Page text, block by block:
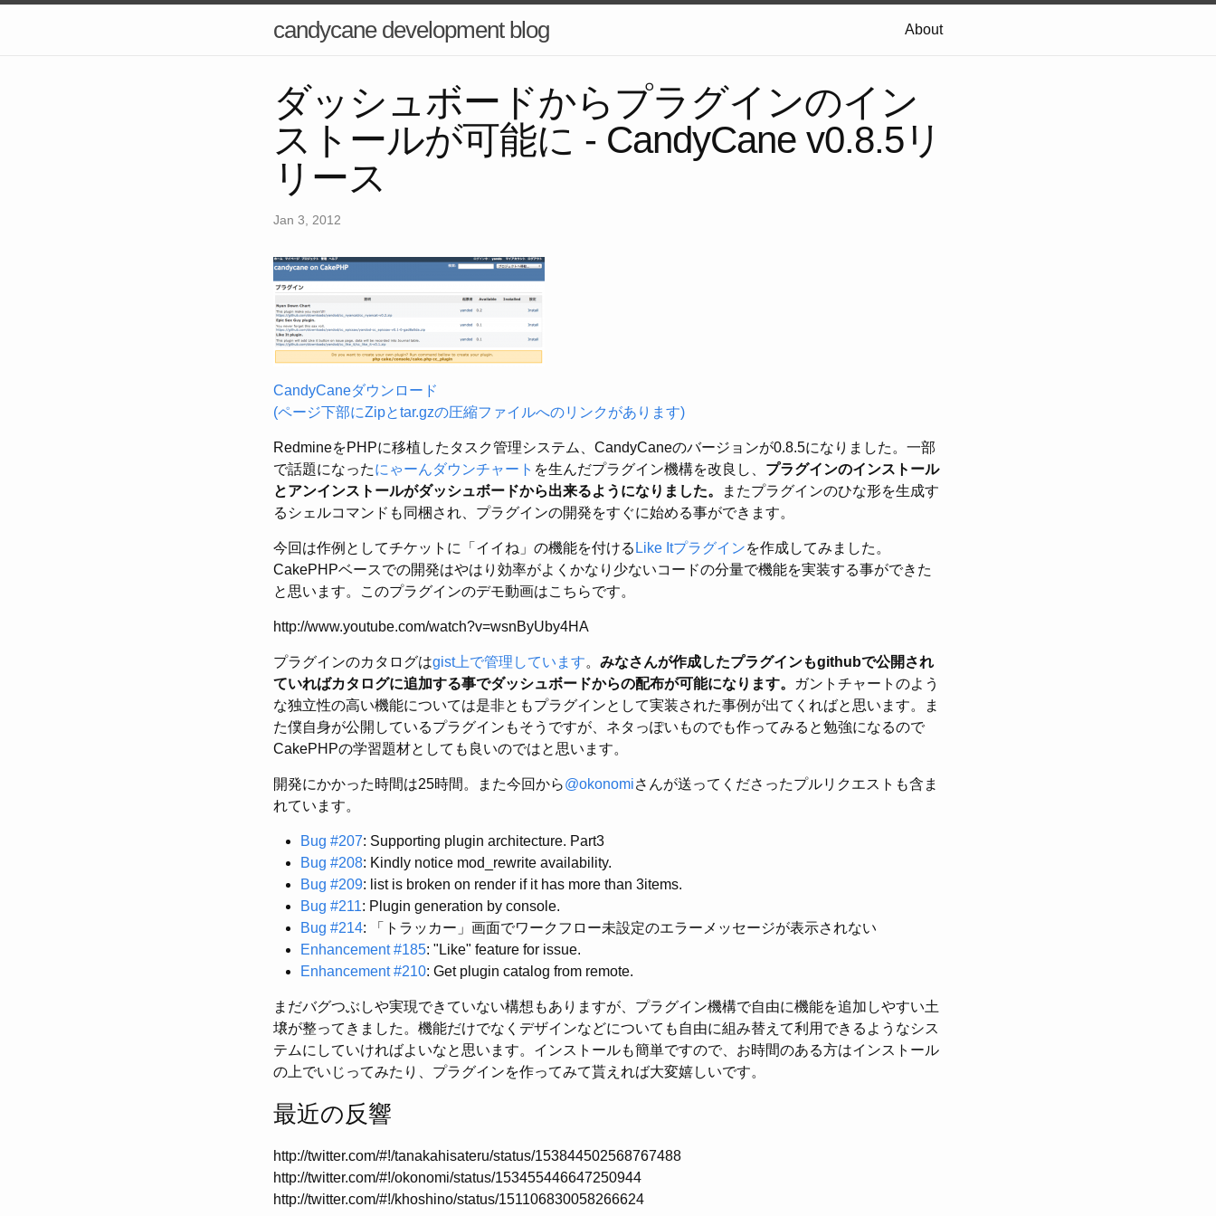
candycane development blog About
ダッシュボードからプラグインのイン
ストールが可能に - CandyCane v0.8.5リ
リース
Jan 3, 2012
CandyCaneダウンロード
(ページ下部にZipとtar.gzの圧縮ファイルへのリンクがあります)
RedmineをPHPに移植したタスク管理システム、CandyCaneのバージョンが0.8.5になりました。一部
で話題になったにゃーんダウンチャート を生んだプラグイン機構を改良し、 プラグインのインストール
とアンインストールがダッシュボードから出来るようになりました。
またプラグインのひな形を生成す
るシェルコマンドも同梱され、プラグインの開発をすぐに始める事ができます。
今回は作例としてチケットに「イイね」の機能を付ける Like Itプラグインを作成してみました。
CakePHPベースでの開発はやはり効率がよくかなり少ないコードの分量で機能を実装する事ができた
と思います。このプラグインのデモ動画はこちらです。
http://www.youtube.com/watch?v=wsnByUby4HA
プラグインのカタログはgist上で管理しています。 みなさんが作成したプラグインもgithubで公開され
ていればカタログに追加する事でダッシュボードからの配布が可能になります。
ガントチャートのよう
な独立性の高い機能については是非ともプラグインとして実装された事例が出てくればと思います。ま
た僕自身が公開しているプラグインもそうですが、ネタっぽいものでも作ってみると勉強になるので
CakePHPの学習題材としても良いのではと思います。
開発にかかった時間は25時間。また今回から@okonomiさんが送ってくださったプルリクエストも含ま
れています。
Bug #207: Supporting plugin architecture. Part3
Bug #208: Kindly notice mod_rewrite availability.
Bug #209: list is broken on render if it has more than 3items.
Bug #211: Plugin generation by console.
Bug #214: 「トラッカー」画面でワークフロー未設定のエラーメッセージが表示されない
Enhancement #185: "Like" feature for issue.
Enhancement #210: Get plugin catalog from remote.
まだバグつぶしや実現できていない構想もありますが、プラグイン機構で自由に機能を追加しやすい土
壌が整ってきました。機能だけでなくデザインなどについても自由に組み替えて利用できるようなシス
テムにしていければよいなと思います。インストールも簡単ですので、お時間のある方はインストール
の上でいじってみたり、プラグインを作ってみて貰えれば大変嬉しいです。
最近の反響
http://twitter.com/#!/tanakahisateru/status/153844502568767488
http://twitter.com/#!/okonomi/status/153455446647250944
http://twitter.com/#!/khoshino/status/151106830058266624